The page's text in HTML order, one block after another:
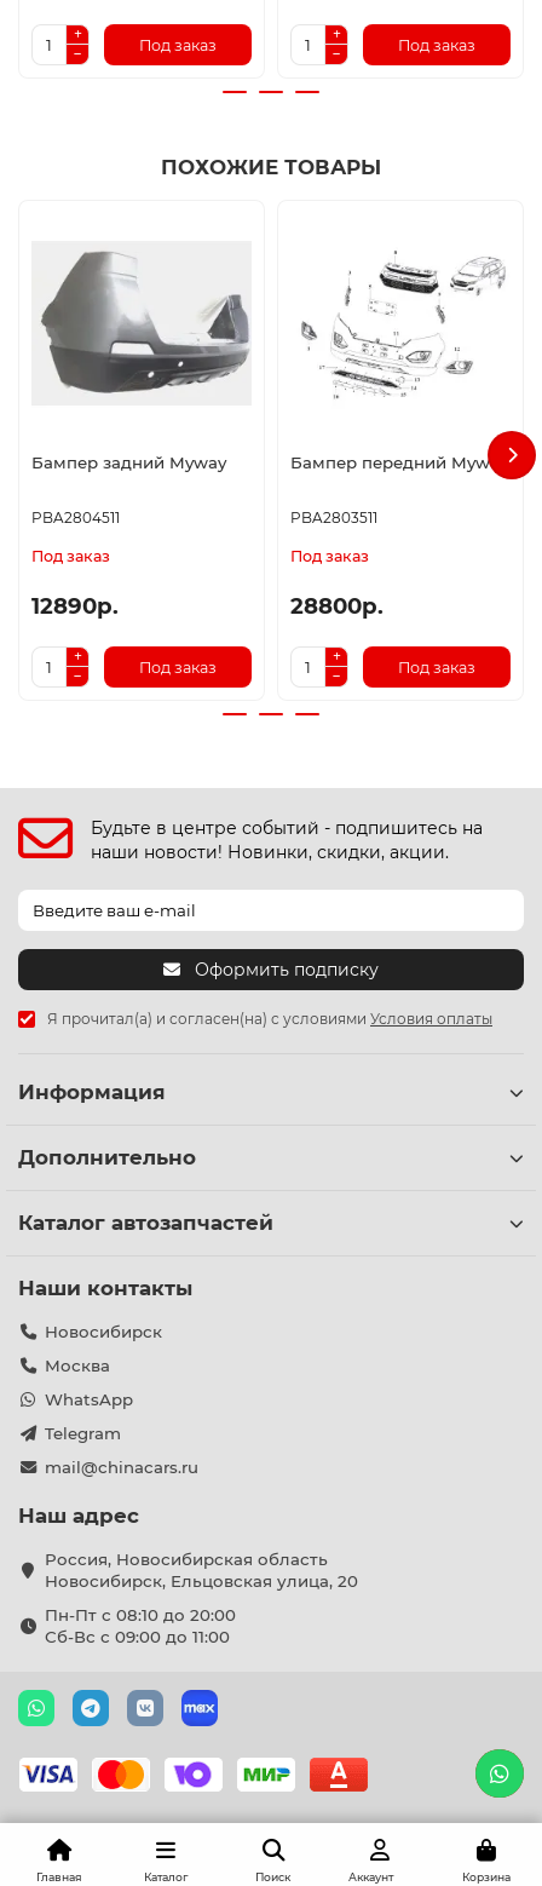
Под заказ Под заказ
ПОХОЖИЕ ТОВАРЫ
Бампер задний Myway
PBA2804511
Под заказ
12890р.
Под заказ
Бампер передний Myway
PBA2803511
Под заказ
28800р.
Под заказ
Будьте в центре событий - подпишитесь на
наши новости! Новинки, скидки, акции.
Оформить подписку
Я прочитал(а) и согласен(на) с условиями Условия оплаты
Информация
Дополнительно
Каталог автозапчастей
Наши контакты
Новосибирск
Москва
WhatsApp
Telegram
mail@chinacars.ru
Наш адрес
Россия, Новосибирская область
Новосибирск, Ельцовская улица, 20
Пн-Пт с 08:10 до 20:00
Сб-Вс с 09:00 до 11:00
Главная Каталог Поиск Аккаунт Корзина